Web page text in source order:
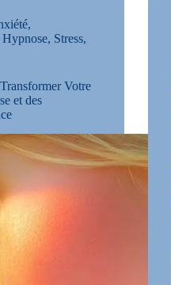
,
Hypnose, Stress,
Votre
et des